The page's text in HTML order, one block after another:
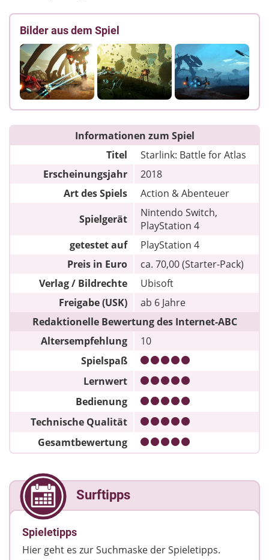
Bilder aus dem Spiel
Informationen zum Spiel
Titel
Starlink: Battle for Atlas
Erscheinungsjahr
2018
Art des Spiels
Action & Abenteuer
Spielgerät
Nintendo Switch,
PlayStation 4
getestet auf
PlayStation 4
Preis in Euro
ca. 70,00 (Starter-Pack)
Verlag / Bildrechte
Ubisoft
Freigabe (USK)
ab 6 Jahre
Redaktionelle Bewertung des Internet-ABC
Altersempfehlung
10
Spielspaß
Lernwert
Bedienung
Technische Qualität
Gesamtbewertung
Surftipps
Spieletipps
Hier geht es zur Suchmaske der Spieletipps.